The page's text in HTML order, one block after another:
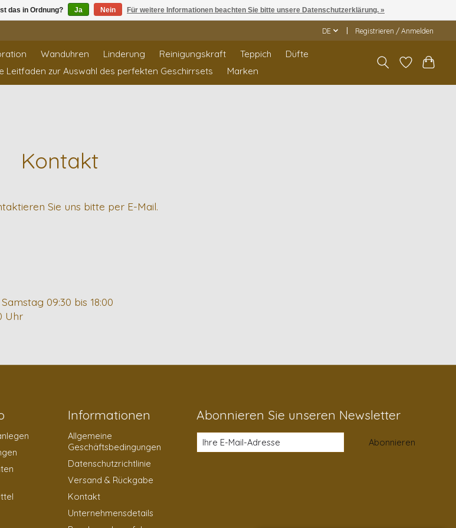
DE Registrieren / Anmelden
Wanduhren Linderung Reinigungskraft Teppich
Düfte
Leitfaden zur Auswahl des perfekten Geschirrsets Marken
Kontakt
Sie uns bitte per E-Mail.
09:30 bis 18:00
Uhr
Informationen
Allgemeine
Geschäftsbedingungen
Datenschutzrichtlinie
Versand & Rückgabe
Kontakt
Unternehmensdetails
Abonnieren Sie unseren Newsletter
Abonnieren
das in Ordnung? Ja Nein Für weitere Informationen beachten Sie bitte unsere Datenschutzerklärung. »